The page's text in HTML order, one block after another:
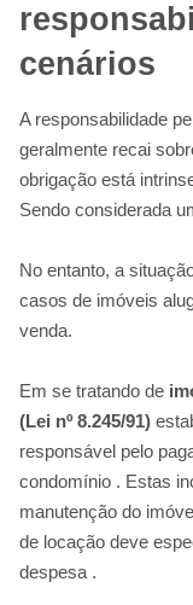
cenários
A responsabilidade
geralmente recai
obrigação está
Sendo considerada
No entanto, a
casos de imóveis
venda.
Em se tratando de
(Lei nº 8.245/91)
responsável pelo
condomínio . Estas
manutenção do
de locação deve
despesa .